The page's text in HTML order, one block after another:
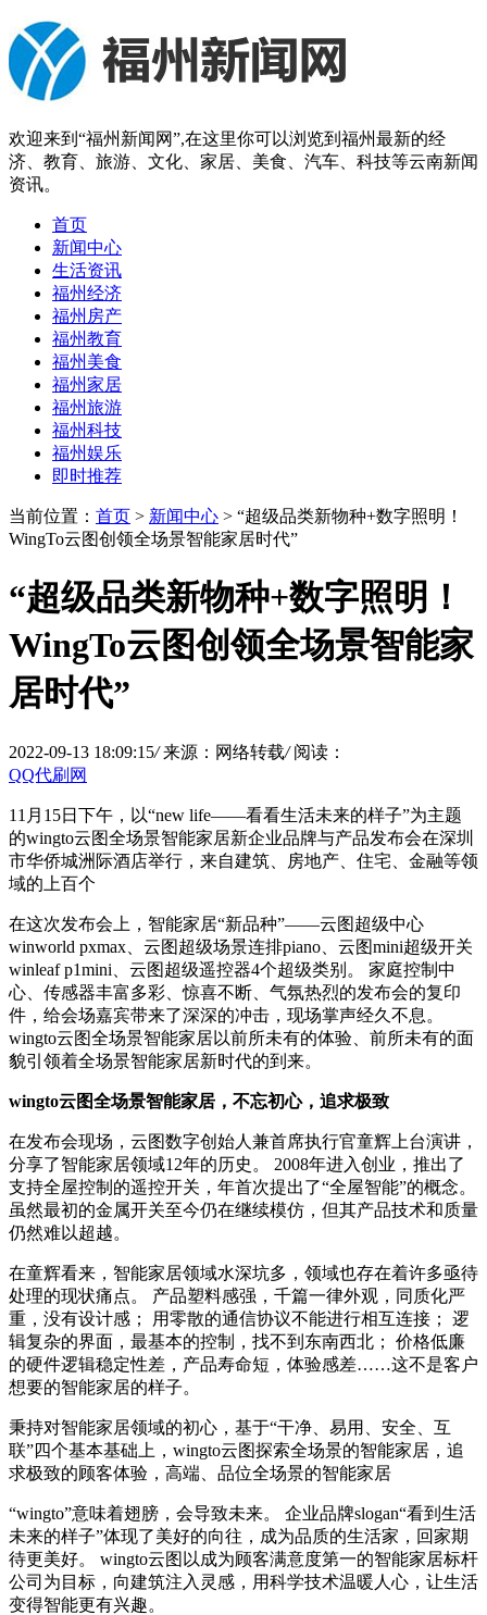
欢迎来到“福州新闻网”,在这里你可以浏览到福州最新的经
济、教育、旅游、文化、家居、美食、汽车、科技等云南新闻
资讯。
首页
新闻中心
生活资讯
福州经济
福州房产
福州教育
福州美食
福州家居
福州旅游
福州科技
福州娱乐
即时推荐
当前位置： 首页 > 新闻中心 > “超级品类新物种+数字照明！
WingTo云图创领全场景智能家居时代”
“超级品类新物种+数字照明！
WingTo云图创领全场景智能家
居时代”
2022-09-13 18:09:15/ 来源：网络转载/ 阅读：
QQ代刷网
11月15日下午，以“new life——看看生活未来的样子”为主题
的wingto云图全场景智能家居新企业品牌与产品发布会在深圳
市华侨城洲际酒店举行，来自建筑、房地产、住宅、金融等领
域的上百个
在这次发布会上，智能家居“新品种”——云图超级中心
winworld pxmax、云图超级场景连排piano、云图mini超级开关
winleaf p1mini、云图超级遥控器4个超级类别。 家庭控制中
心、传感器丰富多彩、惊喜不断、气氛热烈的发布会的复印
件，给会场嘉宾带来了深深的冲击，现场掌声经久不息。
wingto云图全场景智能家居以前所未有的体验、前所未有的面
貌引领着全场景智能家居新时代的到来。
wingto云图全场景智能家居，不忘初心，追求极致
在发布会现场，云图数字创始人兼首席执行官童辉上台演讲，
分享了智能家居领域12年的历史。 2008年进入创业，推出了
支持全屋控制的遥控开关，年首次提出了“全屋智能”的概念。
虽然最初的金属开关至今仍在继续模仿，但其产品技术和质量
仍然难以超越。
在童辉看来，智能家居领域水深坑多，领域也存在着许多亟待
处理的现状痛点。 产品塑料感强，千篇一律外观，同质化严
重，没有设计感； 用零散的通信协议不能进行相互连接； 逻
辑复杂的界面，最基本的控制，找不到东南西北； 价格低廉
的硬件逻辑稳定性差，产品寿命短，体验感差……这不是客户
想要的智能家居的样子。
秉持对智能家居领域的初心，基于“干净、易用、安全、互
联”四个基本基础上，wingto云图探索全场景的智能家居，追
求极致的顾客体验，高端、品位全场景的智能家居
“wingto”意味着翅膀，会导致未来。 企业品牌slogan“看到生活
未来的样子”体现了美好的向往，成为品质的生活家，回家期
待更美好。 wingto云图以成为顾客满意度第一的智能家居标杆
公司为目标，向建筑注入灵感，用科学技术温暖人心，让生活
变得智能更有兴趣。